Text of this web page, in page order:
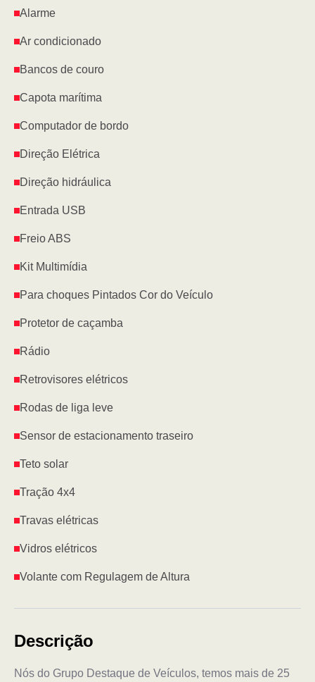
Alarme
Ar condicionado
Bancos de couro
Capota marítima
Computador de bordo
Direção Elétrica
Direção hidráulica
Entrada USB
Freio ABS
Kit Multimídia
Para choques Pintados Cor do Veículo
Protetor de caçamba
Rádio
Retrovisores elétricos
Rodas de liga leve
Sensor de estacionamento traseiro
Teto solar
Tração 4x4
Travas elétricas
Vidros elétricos
Volante com Regulagem de Altura
Descrição
Nós do Grupo Destaque de Veículos, temos mais de 25